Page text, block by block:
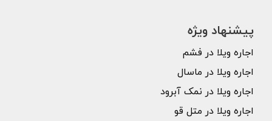
پیشنهاد ویژه
اجاره ویلا در فشم
اجاره ویلا در ماسال
اجاره ویلا در نمک آبرود
اجاره ویلا در متل قو